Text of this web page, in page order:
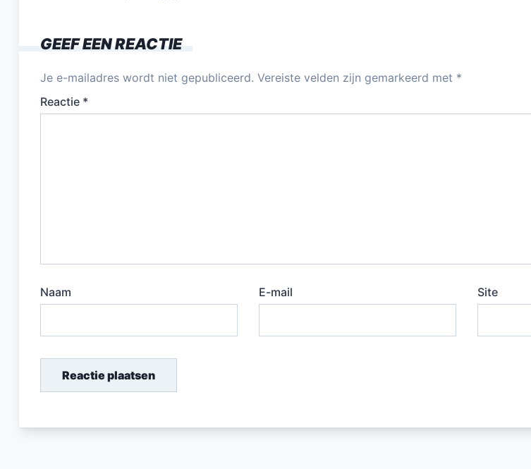
GEEF EEN REACTIE
Je e-mailadres wordt niet gepubliceerd. Vereiste velden zijn gemarkeerd met *
Reactie *
Naam E-mail Site